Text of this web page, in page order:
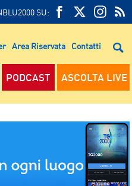
SU:
FEED
RSS
RSS
Area Riservata Contatti
PODCAST ASCOLTA LIVE